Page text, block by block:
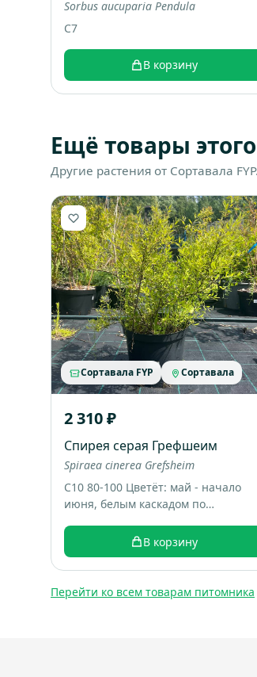
Sorbus aucuparia Pendula
C7
В корзину
Ещё товары
Другие растения от Сортавала FYP.
Сортавала FYP Сортавала
2 310 ₽
Спирея серая Грефшеим
Spiraea cinerea Grefsheim
С10 80-100 Цветёт: май - начало
июня, белым каскадом по
раскидистый куст, весной весь
покрывается белыми цветами,
выглядит как “белый фонтан”.
Итоговый размер: примерно 1,5-2
м высотой и шириной.
В корзину
Перейти ко всем товарам питомника